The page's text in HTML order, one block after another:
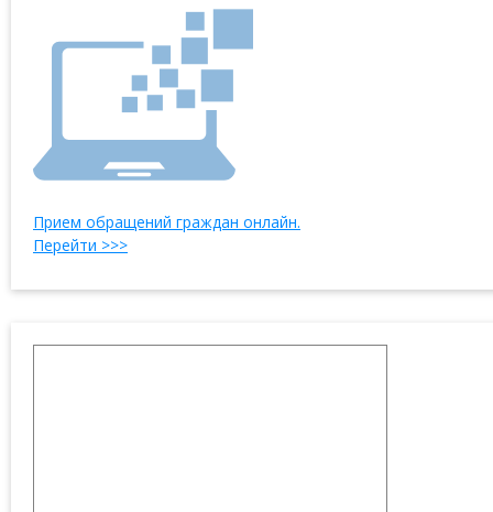
Прием обращений граждан онлайн.
Перейти >>>